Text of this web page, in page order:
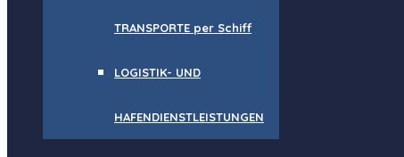
TRANSPORTE per Schiff
LOGISTIK- UND
HAFENDIENSTLEISTUNGEN